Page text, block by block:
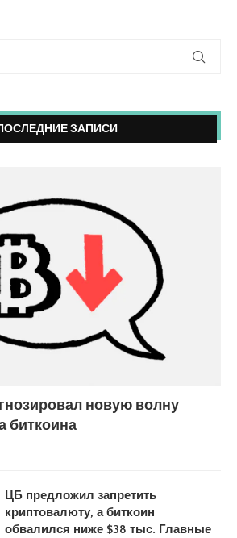
ЗАПИСИ
новую волну
биткоина
ЦБ предложил запретить
криптовалюту, а биткоин
обвалился ниже $38 тыс. Главные